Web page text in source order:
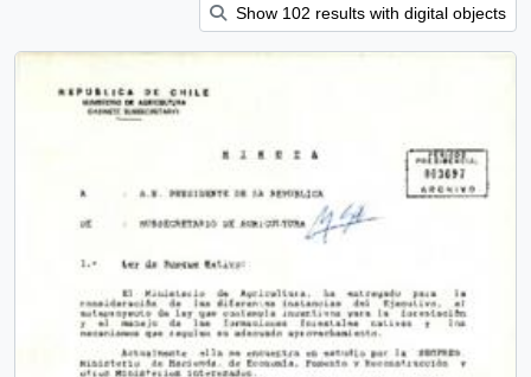
Show 102 results with digital objects